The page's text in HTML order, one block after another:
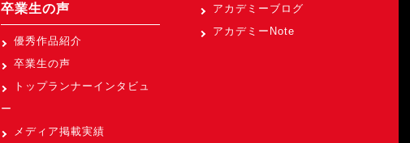
卒業生の声
優秀作品紹介
卒業生の声
トップランナーインタビュ
ー
メディア掲載実績
アカデミーブログ
アカデミーNote